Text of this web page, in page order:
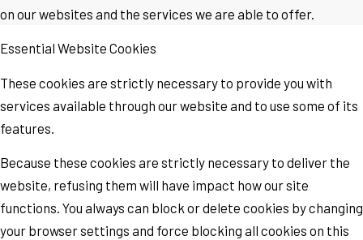
on our websites and the services we are able to offer.
Essential Website Cookies
These cookies are strictly necessary to provide you with
services available through our website and to use some of its
features.
Because these cookies are strictly necessary to deliver the
website, refusing them will have impact how our site
functions. You always can block or delete cookies by changing
your browser settings and force blocking all cookies on this